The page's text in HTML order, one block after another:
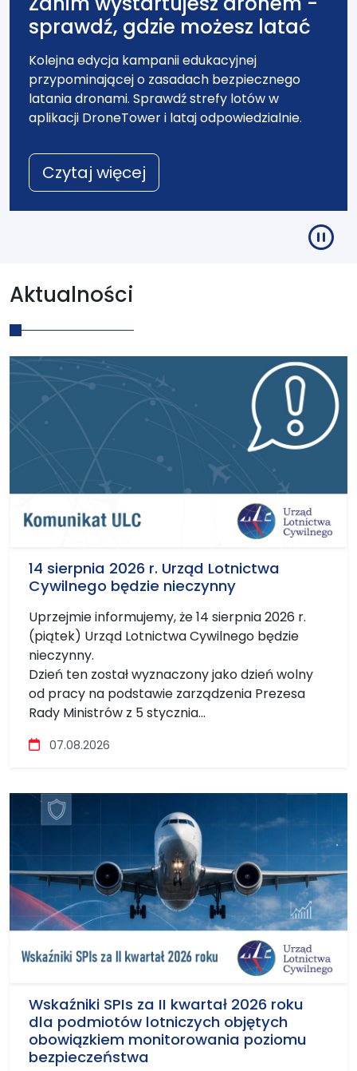
sprawdź, gdzie możesz latać
Kolejna edycja kampanii edukacyjnej
przypominającej o zasadach bezpiecznego
latania dronami. Sprawdź strefy lotów w
aplikacji DroneTower i lataj odpowiedzialnie.
Czytaj więcej
Urząd Lotnictwa
Aktualności
14 sierpnia 2026 r. Urząd Lotnictwa
Cywilnego będzie nieczynny
Uprzejmie informujemy, że 14 sierpnia 2026 r.
(piątek) Urząd Lotnictwa Cywilnego będzie
nieczynny.
Dzień ten został wyznaczony jako dzień wolny
od pracy na podstawie zarządzenia Prezesa
Rady Ministrów z 5 stycznia...
Szczegóły
07.08.2026
Wskaźniki SPIs za II kwartał 2026 roku
dla podmiotów lotniczych objętych
obowiązkiem monitorowania poziomu
bezpieczeństwa